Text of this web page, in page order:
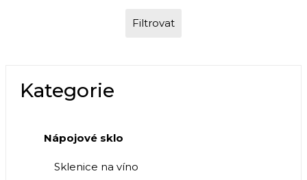
Filtrovat
Kategorie
Nápojové sklo
Sklenice na víno